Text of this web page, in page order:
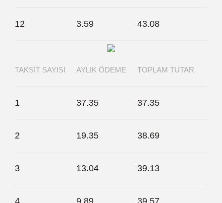
12 3.59 43.08
TAKSIT SAYISI AYLIK ÖDEME TOPLAM TUTAR
1 37.35 37.35
2 19.35 38.69
3 13.04 39.13